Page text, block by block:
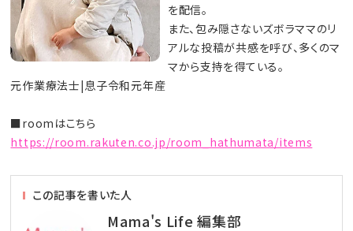
を配信。
また、包み隠さないズボラママのリ
アルな投稿が共感を呼び、多くのマ
マから支持を得ている。
元作業療法士|息子令和元年産
■roomはこちら
https://room.rakuten.co.jp/room_hathumata/items
この記事を書いた人
Mama's Life 編集部